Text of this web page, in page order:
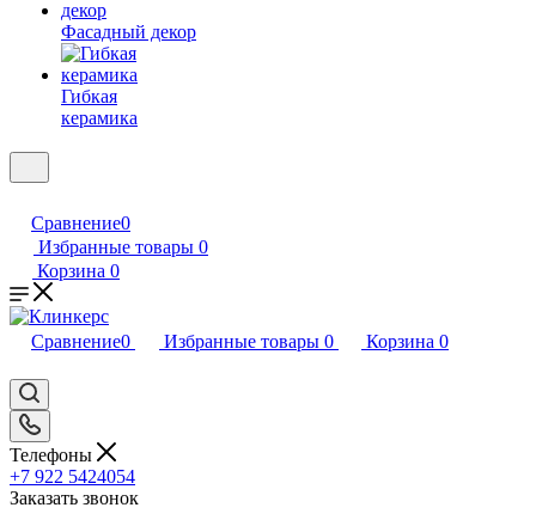
Фасадный декор
Гибкая
керамика
Сравнение0
Избранные товары 0
Корзина 0
Сравнение0 Избранные товары 0 Корзина 0
Телефоны
+7 922 5424054
Заказать звонок